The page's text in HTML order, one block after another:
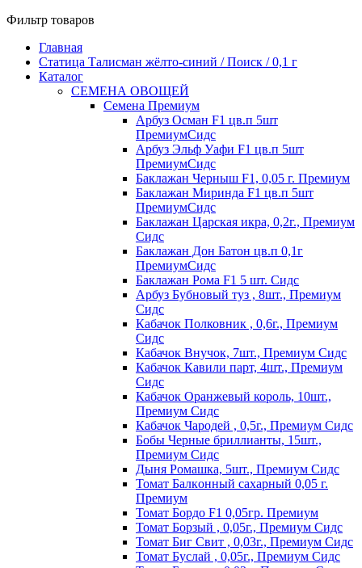
Фильтр товаров
Главная
Статица Талисман жёлто-синий / Поиск / 0,1 г
Каталог
СЕМЕНА ОВОЩЕЙ
Семена Премиум
Арбуз Осман F1 цв.п 5шт
ПремиумСидс
Арбуз Эльф Уафи F1 цв.п 5шт
ПремиумСидс
Баклажан Черныш F1, 0,05 г. Премиум
Баклажан Миринда F1 цв.п 5шт
ПремиумСидс
Баклажан Царская икра, 0,2г., Премиум
Сидс
Баклажан Дон Батон цв.п 0,1г
ПремиумСидс
Баклажан Рома F1 5 шт. Сидс
Арбуз Бубновый туз , 8шт., Премиум
Сидс
Кабачок Полковник , 0,6г., Премиум
Сидс
Кабачок Внучок, 7шт., Премиум Сидс
Кабачок Кавили парт, 4шт., Премиум
Сидс
Кабачок Оранжевый король, 10шт.,
Премиум Сидс
Кабачок Чародей , 0,5г., Премиум Сидс
Бобы Черные бриллианты, 15шт.,
Премиум Сидс
Дыня Ромашка, 5шт., Премиум Сидс
Томат Бaлкoнный caxapный 0,05 г.
Пpeмиyм
Томат Бордо F1 0,05гр. Премиум
Томат Борзый , 0,05г., Премиум Сидс
Томат Биг Свит , 0,03г., Премиум Сидс
Томат Буслай , 0,05г., Премиум Сидс